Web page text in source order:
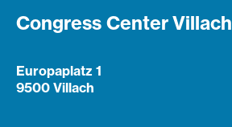
Congress Center Villach
Europaplatz 1
9500 Villach